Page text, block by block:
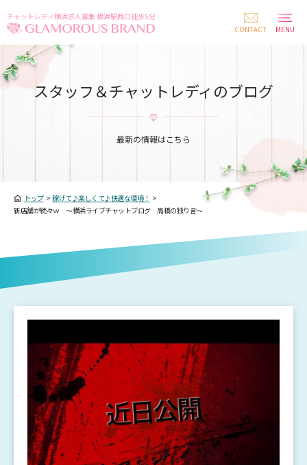
チャットレディ横浜求人募集 横浜駅西口徒歩5分
CONTACT
MENU
スタッフ＆チャットレディのブログ
最新の情報はこちら
トップ> 稼げて♪楽しくて♪快適な環境！ >
新店舗が続々ｗ ～横浜ライブチャットブログ 高橋の独り言～